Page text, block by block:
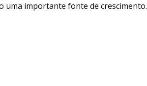
uma importante fonte de crescimento.